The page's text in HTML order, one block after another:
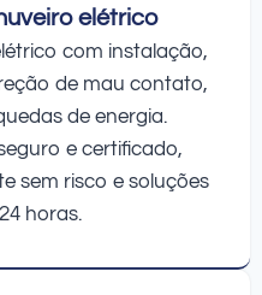
elétrico
com instalação,
de mau contato,
de energia.
e certificado,
sem risco e soluções
horas.